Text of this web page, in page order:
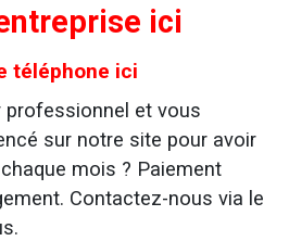
ici
téléphone ici
et vous
sur notre site pour avoir
mois ? Paiement
Contactez-nous via le